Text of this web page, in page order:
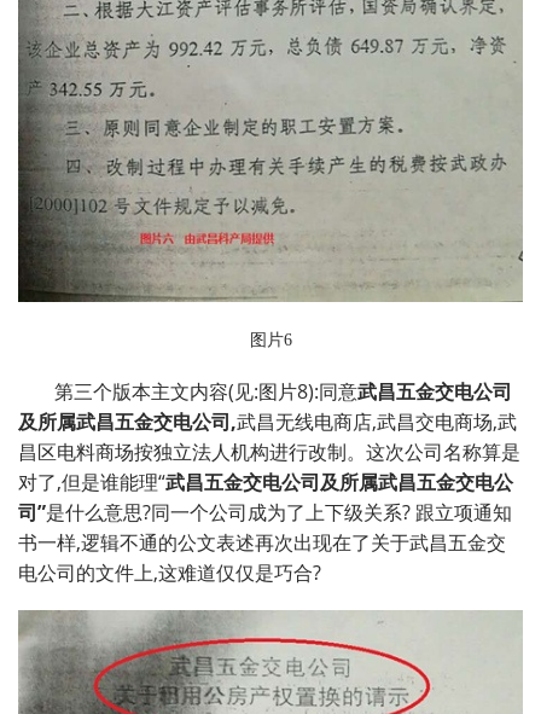
图片6
第三个版本主文内容(见:图片8):同意武昌五金交电公司
及所属武昌五金交电公司,武昌无线电商店,武昌交电商场,武
昌区电料商场按独立法人机构进行改制。这次公司名称算是
对了,但是谁能理“武昌五金交电公司及所属武昌五金交电公
司”是什么意思?同一个公司成为了上下级关系? 跟立项通知
书一样,逻辑不通的公文表述再次出现在了关于武昌五金交
电公司的文件上,这难道仅仅是巧合?